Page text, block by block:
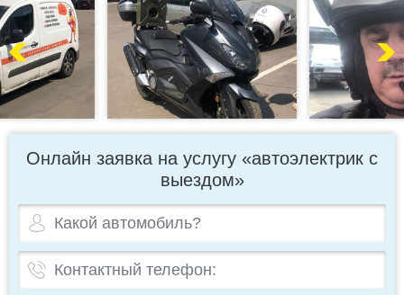
Онлайн заявка на услугу «автоэлектрик с
выездом»